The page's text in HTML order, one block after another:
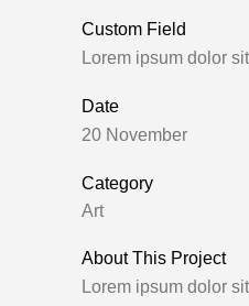
Custom Field
Lorem ipsum dolor
Date
20 November
Category
Art
About This Project
Lorem ipsum dolor